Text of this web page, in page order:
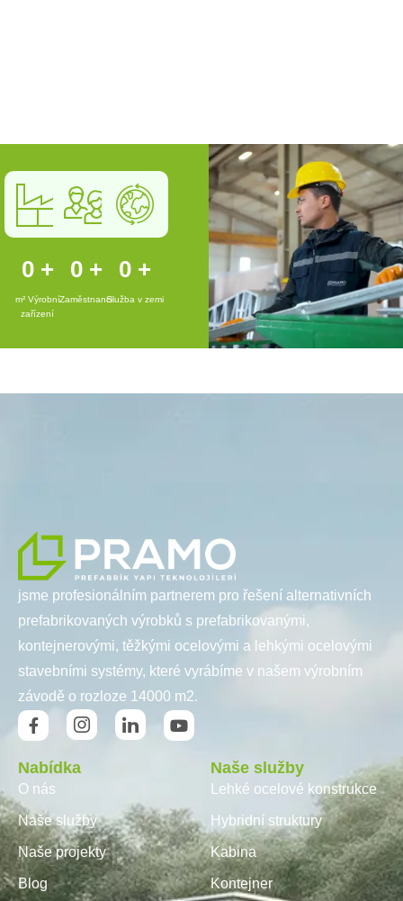
0+
m² Výrobní
zařízení
0+
Zaměstnanci
0+
Služba v zemi
jsme profesionálním partnerem pro řešení alternativních
prefabrikovaných výrobků s prefabrikovanými,
kontejnerovými, těžkými ocelovými a lehkými ocelovými
stavebními systémy, které vyrábíme v našem výrobním
závodě o rozloze 14000 m2.
Nabídka
O nás
Naše služby
Naše projekty
Blog
Naše služby
Lehké ocelové konstrukce
Hybridní struktury
Kabina
Kontejner